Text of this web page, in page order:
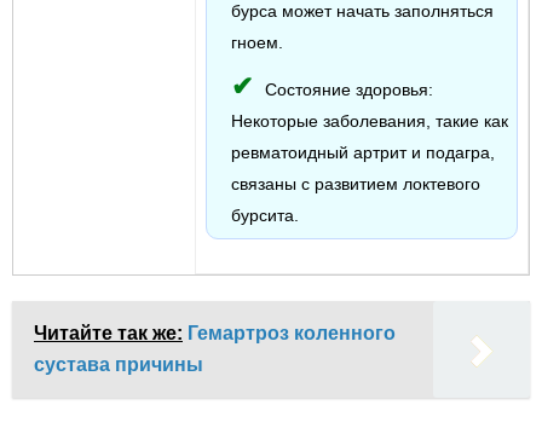
бурса может начать заполняться
гноем.
Состояние здоровья:
Некоторые заболевания, такие как
ревматоидный артрит и подагра,
связаны с развитием локтевого
бурсита.
Читайте так же: Гемартроз коленного
сустава причины